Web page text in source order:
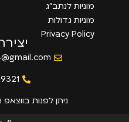
מוניות לנתב״ג
מוניות גדולות
Privacy Policy
9321
ניתן לפנות בווצאפ